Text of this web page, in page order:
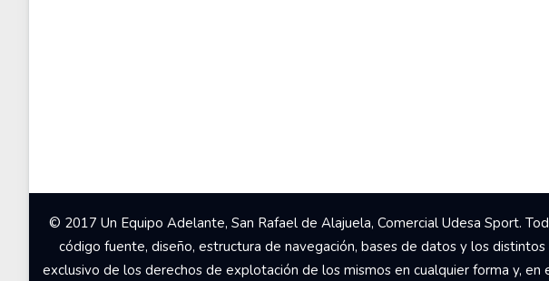
© 2017 Un Equipo Adelante, San Rafael de Alajuela, Comercial Udesa Sport.
código fuente, diseño, estructura de navegación, bases de datos y los
exclusivo de los derechos de explotación de los mismos en cualquier forma y,